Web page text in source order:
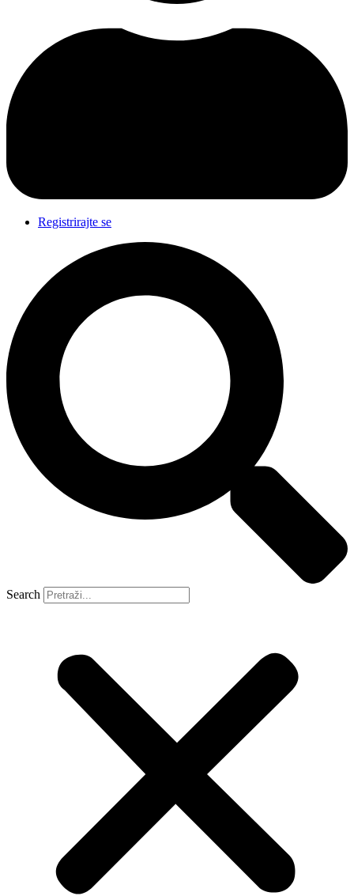
Registrirajte se
Search